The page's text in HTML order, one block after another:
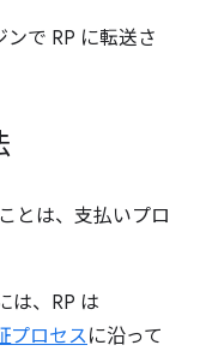
で RP に転送さ
とは、支払いプロ
は、RP は
プロセスに沿って